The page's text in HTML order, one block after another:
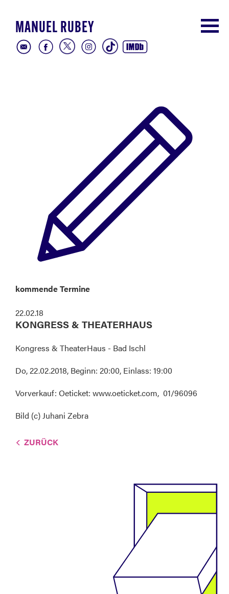
MANUEL RUBEY
kommende Termine
22.02.18
KONGRESS & THEATERHAUS
Kongress & TheaterHaus - Bad Ischl
Do, 22.02.2018, Beginn: 20:00, Einlass: 19:00
Vorverkauf: Oeticket: www.oeticket.com, 01/96096
Bild (c) Juhani Zebra
ZURÜCK